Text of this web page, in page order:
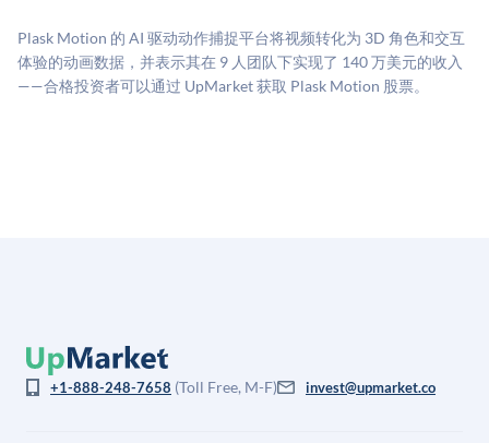
司可比倍数应用私有公司折扣，以反映流动性不足和信
息不对称。此估值不构成投资建议，可能与实际交易价
Plask Motion 的 AI 驱动动作捕捉平台将视频转化为 3D 角色和交互
体验的动画数据，并表示其在 9 人团队下实现了 140 万美元的收入
——合格投资者可以通过 UpMarket 获取 Plask Motion 股票。
+1-888-248-7658 (Toll Free, M-F) invest@upmarket.co